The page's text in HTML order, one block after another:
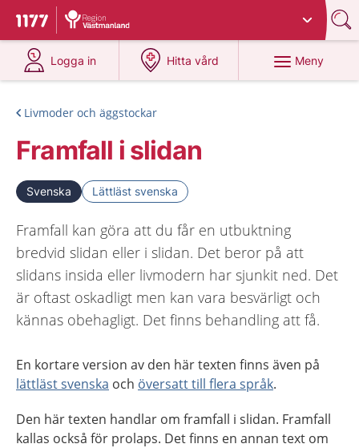
Till startsidan för 1177
Du har valt region
Logga in
på 1177.se
Hitta vård
på 1177.se
Meny
Livmoder och äggstockar
Framfall i slidan
Svenska Lättläst svenska
Framfall kan göra att du får en utbuktning
bredvid slidan eller i slidan. Det beror på att
slidans insida eller livmodern har sjunkit ned. Det
är oftast oskadligt men kan vara besvärligt och
kännas obehagligt. Det finns behandling att få.
En kortare version av den här texten finns även på
lättläst svenska och översatt till flera språk.
Den här texten handlar om framfall i slidan. Framfall
kallas också för prolaps. Det finns en annan text om